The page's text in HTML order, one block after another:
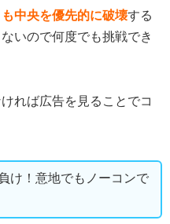
中央を優先的に破壊する
いので何度でも挑戦でき
れば広告を見ることでコ
け！意地でもノーコンで